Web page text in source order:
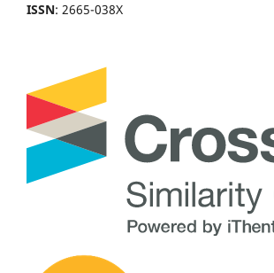
ISSN: 2665-038X